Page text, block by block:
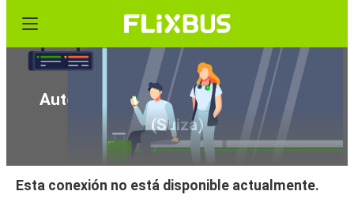
Autobús de Ponte de Lima a Friburgo
(Suiza)
Esta conexión no está disponible actualmente.